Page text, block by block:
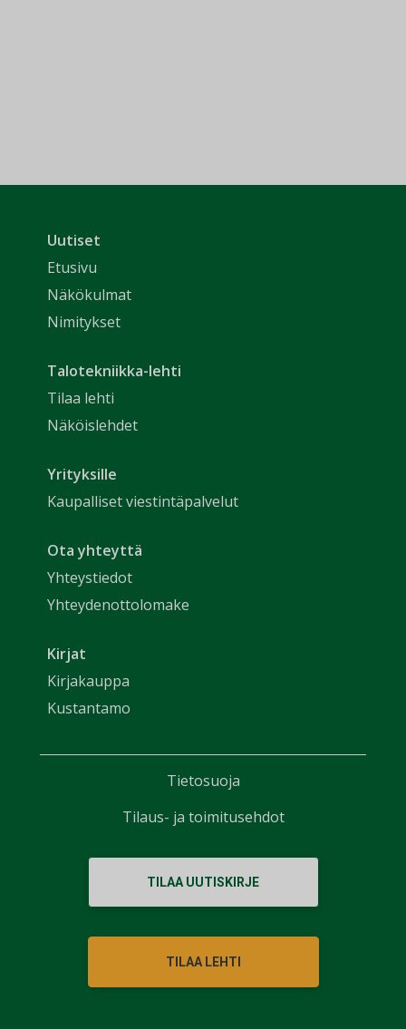
Uutiset
Etusivu
Näkökulmat
Nimitykset
Talotekniikka-lehti
Tilaa lehti
Näköislehdet
Yrityksille
Kaupalliset viestintäpalvelut
Ota yhteyttä
Yhteystiedot
Yhteydenottolomake
Kirjat
Kirjakauppa
Kustantamo
TILAA UUTISKIRJE
TILAA LEHTI
Tietosuoja
Tilaus- ja toimitusehdot